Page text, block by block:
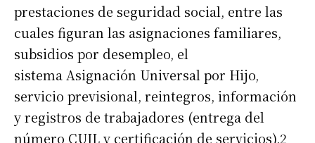
prestaciones de seguridad social, entre las
cuales figuran las asignaciones familiares,
subsidios por desempleo, el
sistema Asignación Universal por Hijo,
servicio previsional, reintegros, información
y registros de trabajadores (entrega del
número CUIL y certificación de servicios).2​